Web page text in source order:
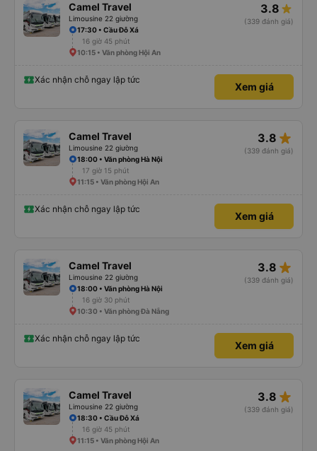
Camel Travel
Limousine 22 giường
3.8
(339 đánh giá)
17:30 • Cầu Đỗ Xá
16 giờ 45 phút
10:15 • Văn phòng Hội An
Xác nhận chỗ ngay lập tức
Xem giá
Camel Travel
Limousine 22 giường
3.8 star_rate
(339 đánh giá)
18:00 • Văn phòng Hà Nội
17 giờ 15 phút
11:15 • Văn phòng Hội An
Xác nhận chỗ ngay lập tức
Xem giá
Camel Travel
Limousine 22 giường
3.8 star_rate
(339 đánh giá)
18:00 • Văn phòng Hà Nội
16 giờ 30 phút
10:30 • Văn phòng Đà Nẵng
Xác nhận chỗ ngay lập tức
Xem giá
Camel Travel
Limousine 22 giường
3.8 star_rate
(339 đánh giá)
18:30 • Cầu Đỗ Xá
16 giờ 45 phút
11:15 • Văn phòng Hội An